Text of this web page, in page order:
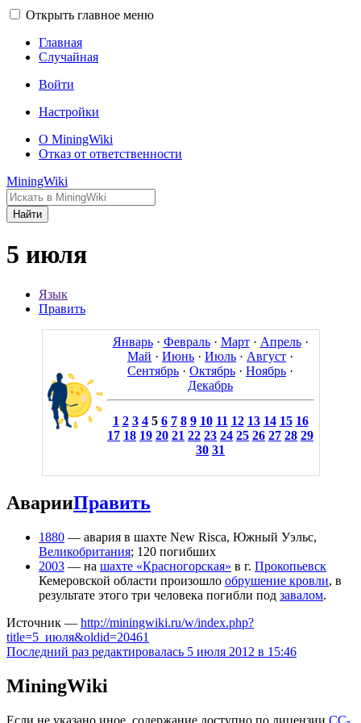
Открыть главное меню
Главная
Случайная
Войти
Настройки
О MiningWiki
Отказ от ответственности
MiningWiki
Найти
5 июля
Язык
Править
Январь· Февраль· Март· Апрель·
Май · Июнь · Июль · Август ·
Сентябрь · Октябрь · Ноябрь ·
Декабрь
1 2 3 4 5 6 7 8 9 10 11 12 13 14 15 16
17 18 19 20 21 22 23 24 25 26 27 28 29
30 31
АварииПравить
1880 — авария в шахте New Risca, Южный Уэльс,
Великобритания; 120 погибших
2003 — на шахте «Красногорская» в г. Прокопьевск
Кемеровской области произошло обрушение кровли, в
результате этого три человека погибли под завалом.
Источник — http://miningwiki.ru/w/index.php?
title=5_июля&oldid=20461
Последний раз редактировалась 5 июля 2012 в 15:46
MiningWiki
Если не указано иное, содержание доступно по лицензии CC-